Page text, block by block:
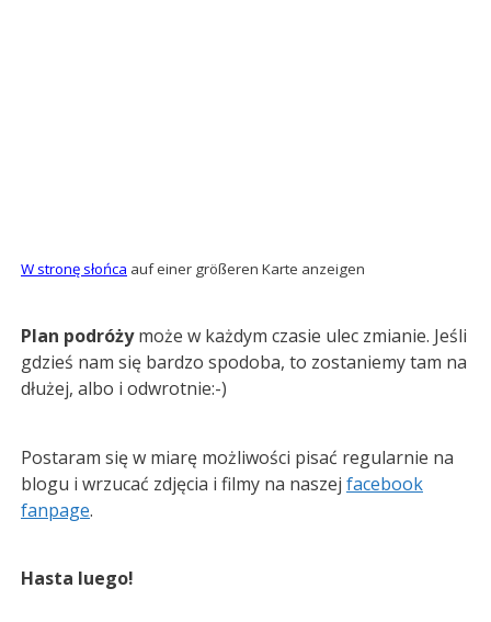
W stronę słońca auf einer größeren Karte anzeigen
Plan podróżymoże w każdym czasie ulec zmianie. Jeśli
gdzieś nam się bardzo spodoba, to zostaniemy tam na
dłużej, albo i odwrotnie:-)
Postaram się w miarę możliwości pisać regularnie na
blogu i wrzucać zdjęcia i filmy na naszej facebook
fanpage.
Hasta luego!